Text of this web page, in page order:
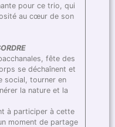
pour ce trio, qui
au cœur de son
fête des
se déchaînent et
social, tourner en
la nature et la
à participer à cette
moment de partage